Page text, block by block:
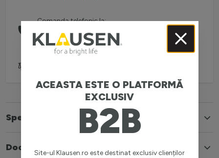
Comanda telefonic la:
(L-V: 08:30-16:00)
Specificatii
Documente
ACEASTA ESTE O PLATFORMĂ
EXCLUSIV
B2B
Site-ul Klausen.ro este destinat exclusiv clienților